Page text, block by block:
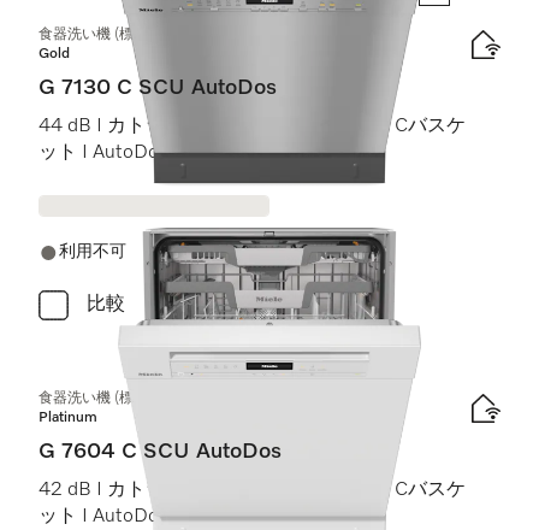
食器洗い機 (標準ドア装備タイプ)
Gold
G 7130 C SCU AutoDos
44 dB I カトラリートレイ I ExtraComfort Cバスケ
ット I AutoDos I Miele@home
利用不可
比較
食器洗い機 (標準ドア装備タイプ)
Platinum
G 7604 C SCU AutoDos
42 dB I カトラリートレイ I ExtraComfort Cバスケ
ット I AutoDos I インテンシブ 75 °C